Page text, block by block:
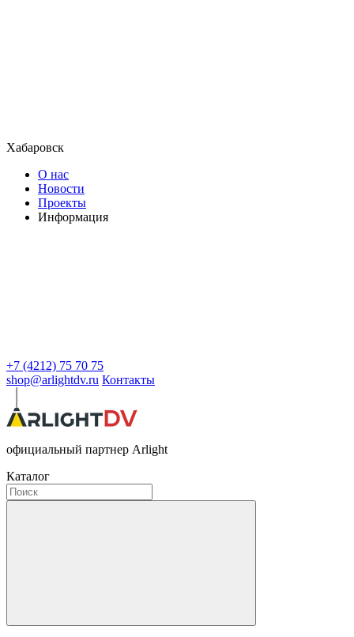
Хабаровск
О нас
Новости
Проекты
Информация
+7 (4212) 75 70 75
shop@arlightdv.ru Контакты
официальный партнер Arlight
Каталог